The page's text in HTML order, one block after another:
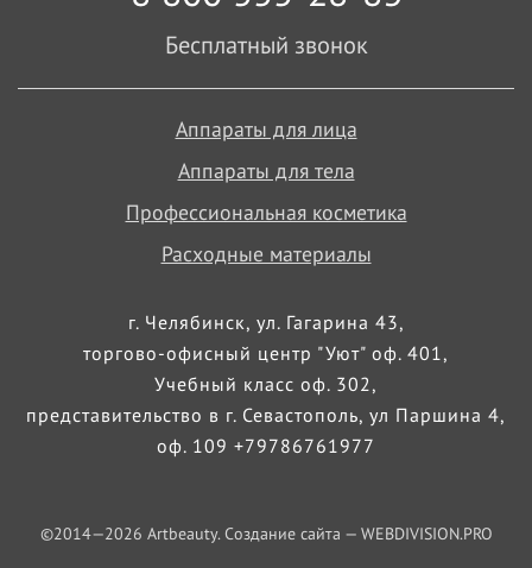
Бесплатный звонок
Аппараты для лица
Аппараты для тела
Профессиональная косметика
Расходные материалы
г. Челябинск, ул. Гагарина 43,
торгово-офисный центр "Уют" оф. 401,
Учебный класс оф. 302,
представительство в г. Севастополь, ул Паршина 4,
оф. 109 +79786761977
©2014—2026 Artbeauty. Создание сайта — WEBDIVISION.PRO